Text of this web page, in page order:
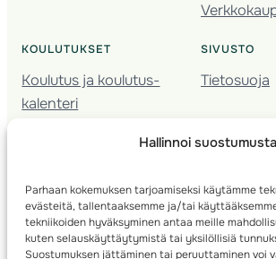
Hallinnoi suostumusta
Parhaan kokemuksen tarjoamiseksi käytämme
evästeitä, tallentaaksemme ja/tai
tekniikoiden hyväksyminen antaa meille
kuten selauskäyttäytymistä tai yksilöllisiä
Suostumuksen jättäminen tai peruuttaminen voi
KOULUTUKSET
Koulutus ja koulutus­
kalenteri
Seura­kehittäminen
Kartoitus
Ratamestari
SIVUSTO
Tietosuoja